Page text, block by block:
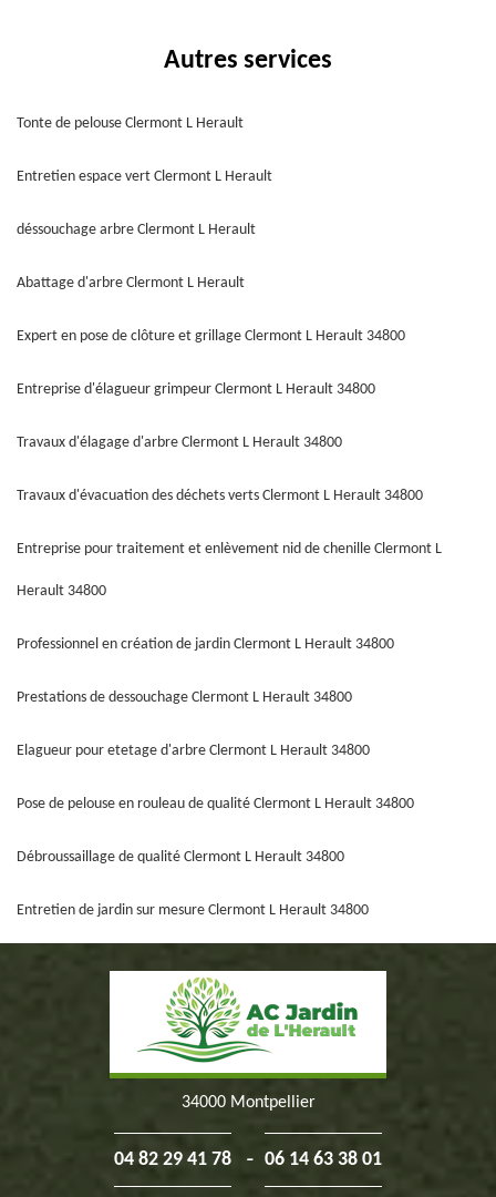
Autres services
Tonte de pelouse Clermont L Herault
Entretien espace vert Clermont L Herault
déssouchage arbre Clermont L Herault
Abattage d'arbre Clermont L Herault
Expert en pose de clôture et grillage Clermont L Herault 34800
Entreprise d'élagueur grimpeur Clermont L Herault 34800
Travaux d'élagage d'arbre Clermont L Herault 34800
Travaux d'évacuation des déchets verts Clermont L Herault 34800
Entreprise pour traitement et enlèvement nid de chenille Clermont L
Herault 34800
Professionnel en création de jardin Clermont L Herault 34800
Prestations de dessouchage Clermont L Herault 34800
Elagueur pour etetage d'arbre Clermont L Herault 34800
Pose de pelouse en rouleau de qualité Clermont L Herault 34800
Débroussaillage de qualité Clermont L Herault 34800
Entretien de jardin sur mesure Clermont L Herault 34800
34000 Montpellier
04 82 29 41 78 - 06 14 63 38 01